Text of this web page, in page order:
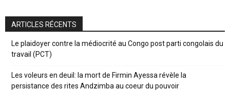
ARTICLES RÉCENTS
Le plaidoyer contre la médiocrité au Congo post parti congolais du
travail (PCT)
Les voleurs en deuil: la mort de Firmin Ayessa révèle la
persistance des rites Andzimba au coeur du pouvoir